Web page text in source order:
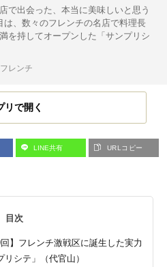
で出会った、本当に美味しいと思う
、数々のフレンチの名店で料理長
を持してオープンした「サンプリシ
フレンチ
リで開く
LINE共有 URLコピー
目次
】フレンチ激戦区に誕生した実力
シテ」（代官山）